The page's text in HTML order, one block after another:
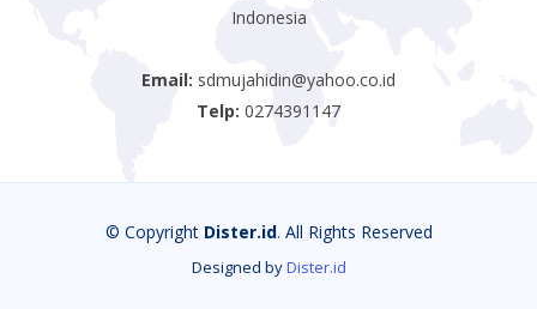
Indonesia
Email: sdmujahidin@yahoo.co.id
Telp: 0274391147
© Copyright Dister.id. All Rights Reserved
Designed byDister.id